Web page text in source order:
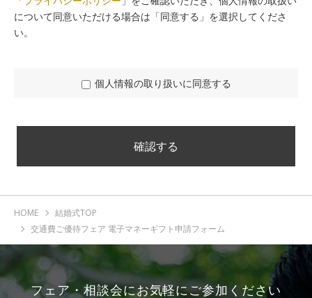
について同意いただける場合は「同意する」を選択してくださ
い。
個人情報の取り扱いに同意する
HOME
結婚式TOP
交通費ご優待フェア 電子マネーギフト申請フォーム
フェア・相談会にお気軽にご参加ください